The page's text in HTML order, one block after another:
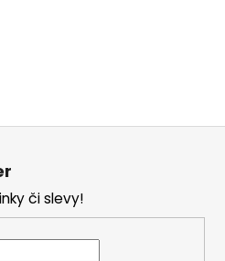
či slevy!